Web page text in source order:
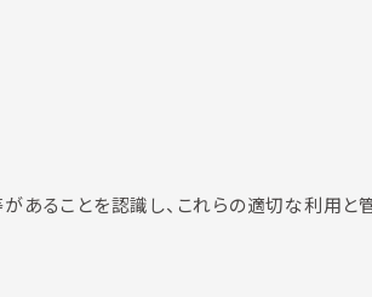
あることを認識し、これらの適切な利用と